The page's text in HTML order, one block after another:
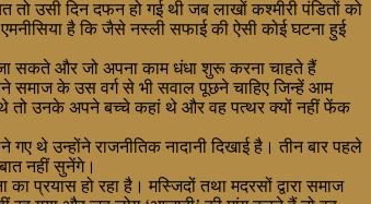
तो उसी दिन दफन हो गई थी जब लाखों कश्मीरी पंडितों को
है कि जैसे नस्ली सफाई की ऐसी कोई घटना हुई
सकते और जो अपना काम धंधा शुरू करना चाहते हैं
समाज के उस वर्ग से भी सवाल पूछने चाहिए जिन्हें आम
तो उनके अपने बच्चे कहां थे और वह पत्थर क्यों नहीं फेंक
थे उन्होंने राजनीतिक नादानी दिखाई है। तीन बार पहले
नहीं सुनेंगे।
प्रयास हो रहा है। मस्जिदों तथा मदरसों द्वारा समाज